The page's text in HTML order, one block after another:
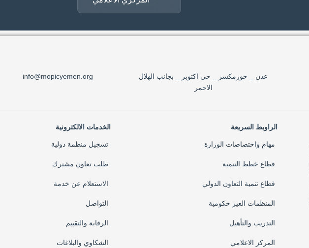
عدن _ خورمكسر _ حي اكتوبر _ بجانب الهلال
الاحمر
info@mopicyemen.org
الراوبط السريعة
مهام واختصاصات الوزارة
قطاع خطط التنمية
قطاع تنمية التعاون الدولي
المنظمات الغير حكومية
التدريب والتأهيل
المركز الاعلامي
الخدمات الالكترونية
تسجيل منظمة دولية
طلب تعاون مشترك
الاستعلام عن خدمة
التواصل
الرقابة والتقييم
الشكاوي والبلاغات